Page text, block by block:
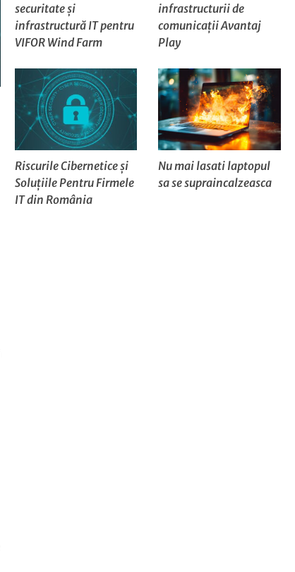
securitate și
infrastructură IT pentru
VIFOR Wind Farm
infrastructurii de
comunicații Avantaj
Play
Riscurile Cibernetice și
Soluțiile Pentru Firmele
IT din România
Nu mai lasati laptopul
sa se supraincalzeasca